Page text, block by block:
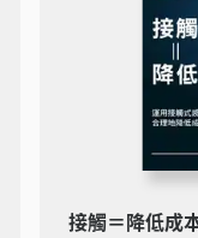
接觸＝降低成